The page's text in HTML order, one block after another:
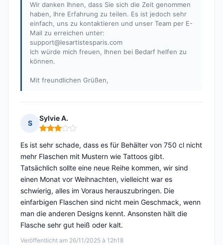
Wir danken Ihnen, dass Sie sich die Zeit genommen
haben, Ihre Erfahrung zu teilen. Es ist jedoch sehr
einfach, uns zu kontaktieren und unser Team per E-
Mail zu erreichen unter:
support@lesartistesparis.com
Ich würde mich freuen, Ihnen bei Bedarf helfen zu
können.
Mit freundlichen Grüßen,
S
Sylvie A.
Hinweis: 3 von 5
Veröffentlicht am 26/11/2025 à 12h18
Es ist sehr schade, dass es für Behälter von 750 cl nicht
mehr Flaschen mit Mustern wie Tattoos gibt.
Tatsächlich sollte eine neue Reihe kommen, wir sind
einen Monat vor Weihnachten, vielleicht war es
schwierig, alles im Voraus herauszubringen. Die
einfarbigen Flaschen sind nicht mein Geschmack, wenn
man die anderen Designs kennt. Ansonsten hält die
Flasche sehr gut heiß oder kalt.